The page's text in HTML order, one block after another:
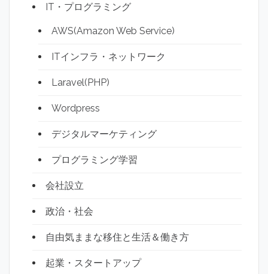
IT・プログラミング
AWS(Amazon Web Service)
ITインフラ・ネットワーク
Laravel(PHP)
Wordpress
デジタルマーケティング
プログラミング学習
会社設立
政治・社会
自由気ままな移住と生活＆働き方
起業・スタートアップ